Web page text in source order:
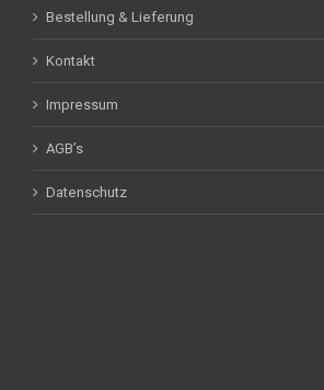
Bestellung & Lieferung
Kontakt
Impressum
AGB’s
Datenschutz